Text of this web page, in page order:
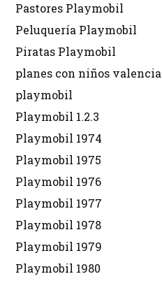
Pastores Playmobil
Peluquería Playmobil
Piratas Playmobil
planes con niños valencia
playmobil
Playmobil 1.2.3
Playmobil 1974
Playmobil 1975
Playmobil 1976
Playmobil 1977
Playmobil 1978
Playmobil 1979
Playmobil 1980